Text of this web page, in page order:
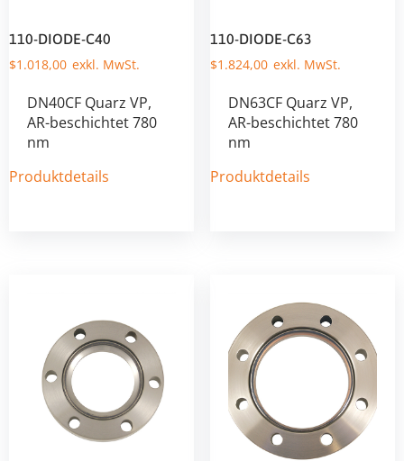
110-DIODE-C40
$1.018,00
DN40CF Quarz VP,
AR-beschichtet 780
nm
Produktdetails
110-DIODE-C63
$1.824,00
DN63CF Quarz VP,
AR-beschichtet 780
nm
Produktdetails